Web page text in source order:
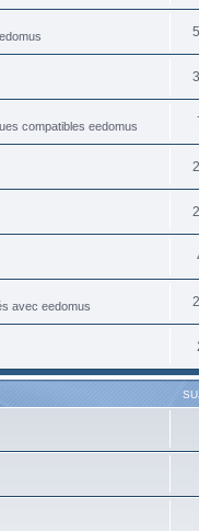
compatibles eedomus
avec eedomus